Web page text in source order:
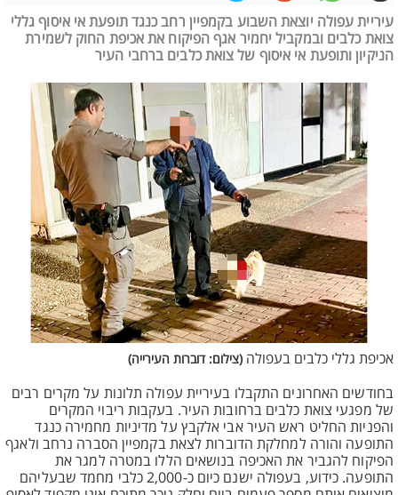
עיריית עפולה יוצאת השבוע בקמפיין רחב כנגד תופעת אי איסוף גללי
צואת כלבים ובמקביל יחמיר אגף הפיקוח את אכיפת החוק לשמירת
הניקיון ותופעת אי איסוף של צואת כלבים ברחבי העיר
אכיפת גללי כלבים בעפולה (צילום: דוברות העירייה)
בחודשים האחרונים התקבלו בעיריית עפולה תלונות על מקרים רבים
של מפגעי צואת כלבים ברחובות העיר. בעקבות ריבוי המקרים
והפניות החליט ראש העיר אבי אלקבץ על מדיניות מחמירה כנגד
התופעה והורה למחלקת הדוברות לצאת בקמפיין הסברה נרחב ולאגף
הפיקוח להגביר את האכיפה בנושאים הללו במטרה למגר את
התופעה. כידוע, בעפולה ישנם כיום כ-2,000 כלבי מחמד שבעליהם